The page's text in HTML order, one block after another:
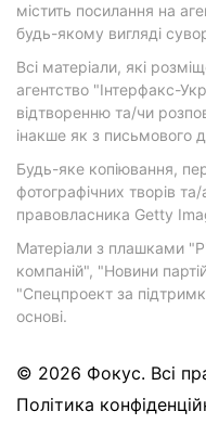
містить посилання на
будь-якому вигляді
Всі матеріали, які
агентство "Інтерфакс-
відтворенню та/чи
інакше як з письмового
Будь-яке копіювання,
фотографічних творів та/
правовласника Getty
Матеріали з плашками
компаній", "Новини
"Спецпроект за
основі.
© 2026 Фокус. Всі
Політика